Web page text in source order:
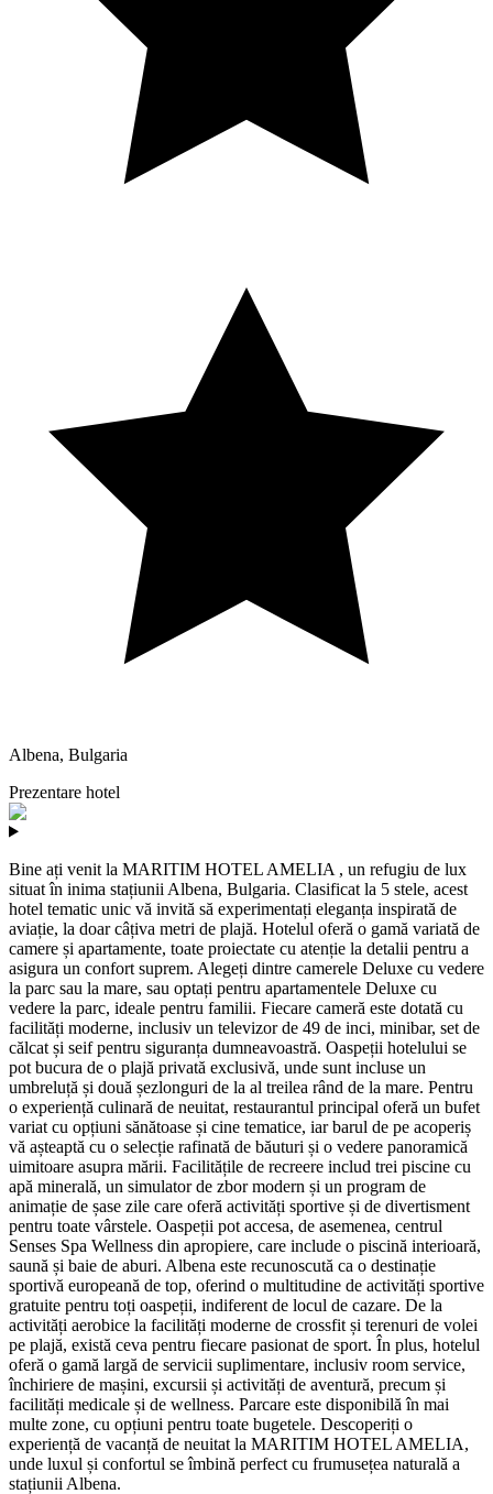
Albena, Bulgaria
Prezentare hotel
Bine ați venit la MARITIM HOTEL AMELIA , un refugiu de lux
situat în inima stațiunii Albena, Bulgaria. Clasificat la 5 stele, acest
hotel tematic unic vă invită să experimentați eleganța inspirată de
aviație, la doar câțiva metri de plajă. Hotelul oferă o gamă variată de
camere și apartamente, toate proiectate cu atenție la detalii pentru a
asigura un confort suprem. Alegeți dintre camerele Deluxe cu vedere
la parc sau la mare, sau optați pentru apartamentele Deluxe cu
vedere la parc, ideale pentru familii. Fiecare cameră este dotată cu
facilități moderne, inclusiv un televizor de 49 de inci, minibar, set de
călcat și seif pentru siguranța dumneavoastră. Oaspeții hotelului se
pot bucura de o plajă privată exclusivă, unde sunt incluse un
umbreluță și două șezlonguri de la al treilea rând de la mare. Pentru
o experiență culinară de neuitat, restaurantul principal oferă un bufet
variat cu opțiuni sănătoase și cine tematice, iar barul de pe acoperiș
vă așteaptă cu o selecție rafinată de băuturi și o vedere panoramică
uimitoare asupra mării. Facilitățile de recreere includ trei piscine cu
apă minerală, un simulator de zbor modern și un program de
animație de șase zile care oferă activități sportive și de divertisment
pentru toate vârstele. Oaspeții pot accesa, de asemenea, centrul
Senses Spa Wellness din apropiere, care include o piscină interioară,
saună și baie de aburi. Albena este recunoscută ca o destinație
sportivă europeană de top, oferind o multitudine de activități sportive
gratuite pentru toți oaspeții, indiferent de locul de cazare. De la
activități aerobice la facilități moderne de crossfit și terenuri de volei
pe plajă, există ceva pentru fiecare pasionat de sport. În plus, hotelul
oferă o gamă largă de servicii suplimentare, inclusiv room service,
închiriere de mașini, excursii și activități de aventură, precum și
facilități medicale și de wellness. Parcare este disponibilă în mai
multe zone, cu opțiuni pentru toate bugetele. Descoperiți o
experiență de vacanță de neuitat la MARITIM HOTEL AMELIA,
unde luxul și confortul se îmbină perfect cu frumusețea naturală a
stațiunii Albena.